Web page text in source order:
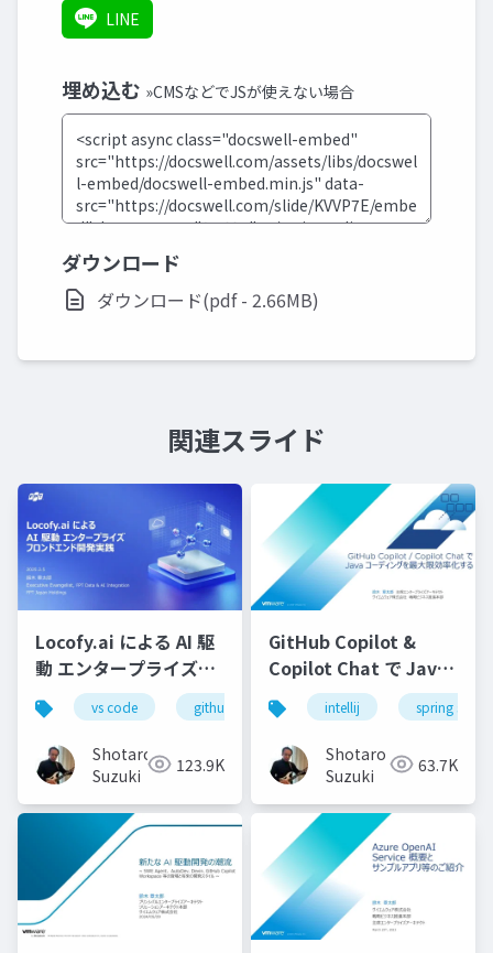
LINE
埋め込む »CMSなどでJSが使えない場合
ダウンロード
ダウンロード(pdf - 2.66MB)
関連スライド
Locofy.ai による AI 駆
動 エンタープライズフ
ロンドエンド開発実践-
s
vs code github copilot gemini locofy.ai
Shotaro
Suzuki
123.9K
GitHub Copilot &
Copilot Chat で Java
コーディングを最大限
効率化する-配布用
intellij spring starter
Shotaro
Suzuki
63.7K